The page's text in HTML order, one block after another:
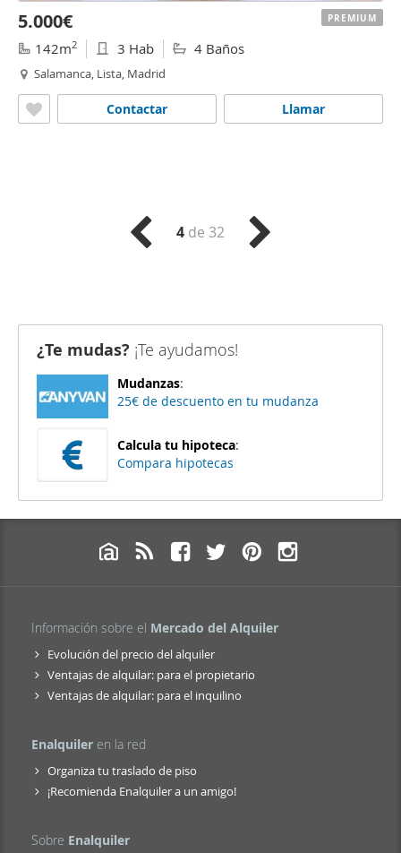
5.000€
142m2 3 Hab 4 Baños
Salamanca, Lista, Madrid
Llamar
Contactar
PREMIUM
4 de 32
¿Te mudas? ¡Te ayudamos!
Mudanzas:
25€ de descuento en tu mudanza
Calcula tu hipoteca:
Compara hipotecas
Información sobre el Mercado del Alquiler
Evolución del precio del alquiler
Ventajas de alquilar: para el propietario
Ventajas de alquilar: para el inquilino
Enalquiler en la red
Organiza tu traslado de piso
¡Recomienda Enalquiler a un amigo!
Sobre Enalquiler